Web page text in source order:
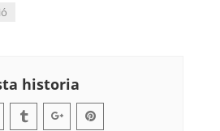
historia